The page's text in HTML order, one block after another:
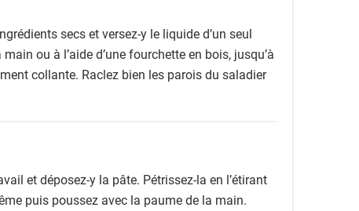
secs et versez-y le liquide d’un seul
ou à l’aide d’une fourchette en bois, jusqu’à
collante. Raclez bien les parois du saladier
et déposez-y la pâte. Pétrissez-la en l’étirant
puis poussez avec la paume de la main.